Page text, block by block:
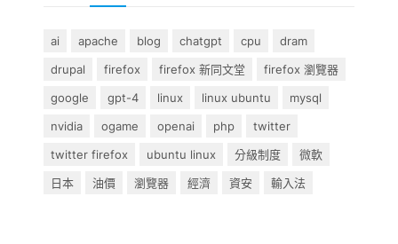
ai apache blog chatgpt cpu
dram
drupal
firefox firefox 新同文堂
firefox 瀏覽器
google
gpt-4 linux linux ubuntu
mysql
nvidia
ogame openai php
twitter
twitter firefox
ubuntu linux 分級制度
微軟
日本
油價 瀏覽器 經濟 資安 輸入法